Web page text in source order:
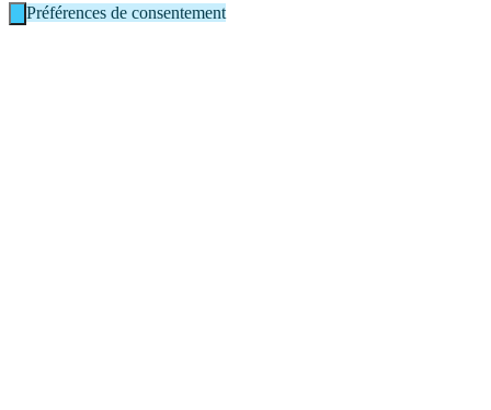
Préférences de consentement